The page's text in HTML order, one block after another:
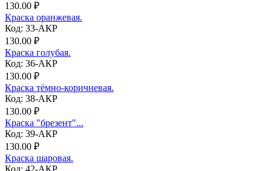
130.00 ₽
Краска оранжевая.
Код: 33-АКР
130.00 ₽
Краска голубая.
Код: 36-АКР
130.00 ₽
Краска тёмно-коричневая.
Код: 38-АКР
130.00 ₽
Краска "брезент"...
Код: 39-АКР
130.00 ₽
Краска шаровая.